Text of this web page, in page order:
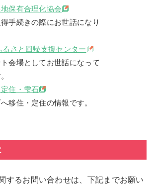
保有合理化協会
手続きの際にお世話になり
るさと回帰支援センター
会場としてお世話になって
住・雫石
移住・定住の情報です。
するお問い合わせは、下記までお願い